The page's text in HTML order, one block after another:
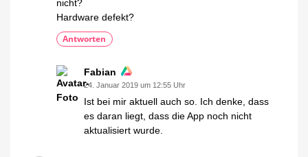
nicht?
Hardware defekt?
Antworten
Fabian
24. Januar 2019 um 12:55 Uhr
Ist bei mir aktuell auch so. Ich denke, dass
es daran liegt, dass die App noch nicht
aktualisiert wurde.